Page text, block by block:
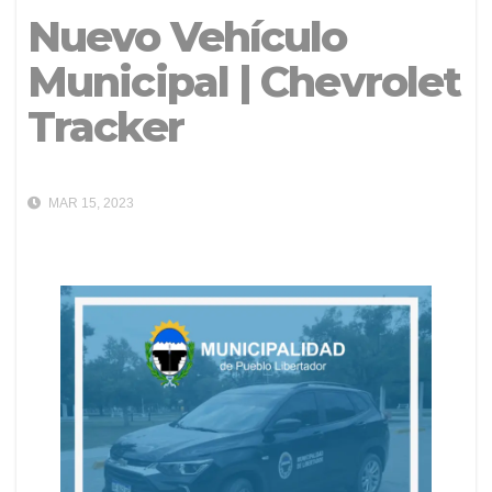
Nuevo Vehículo
Municipal | Chevrolet
Tracker
MAR 15, 2023